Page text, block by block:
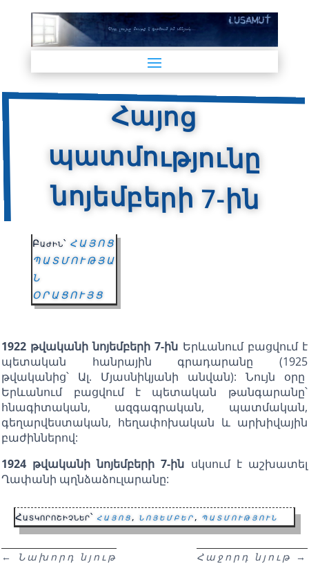
Հայոց
պատմությունը
նոյեմբերի 7-ին
Բաժին՝ ՀԱՅՈՑ
ՊԱՏՄՈՒԹՅԱ
Ն
ՕՐԱՑՈՒՅՑ
1922 թվականի նոյեմբերի 7-ին Երևանում բացվում է
պետական հանրային գրադարանը (1925
թվականից՝ Ալ. Մյասնիկյանի անվան): Նույն օրը
Երևանում բացվում է պետական թանգարանը՝
հնագիտական, ազգագրական, պատմական,
գեղարվեստական, հեղափոխական և արխիվային
բաժիններով:
1924 թվականի նոյեմբերի 7-ին սկսում է աշխատել
Ղափանի պղնձաձուլարանը:
Հատկորոշիչներ՝ հայոց, նոյեմբեր, պատմություն
← Նախորդ նյութ Հաջորդ նյութ →